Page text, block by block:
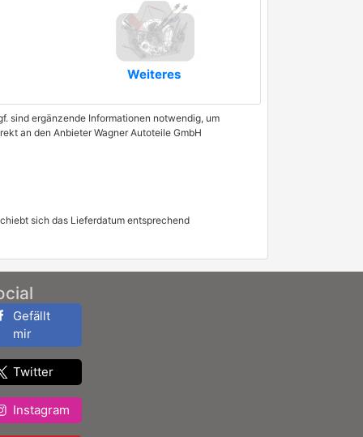
Weiteres
sind ergänzende Informationen notwendig, um
an den Anbieter Wagner Autoteile GmbH
sich das Lieferdatum entsprechend
Gefällt
mir
Twitter
Instagram